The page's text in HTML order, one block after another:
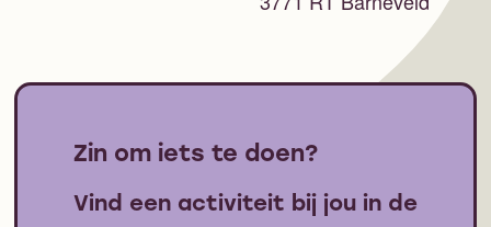
Zin om iets te doen?
Vind een activiteit bij jou in de